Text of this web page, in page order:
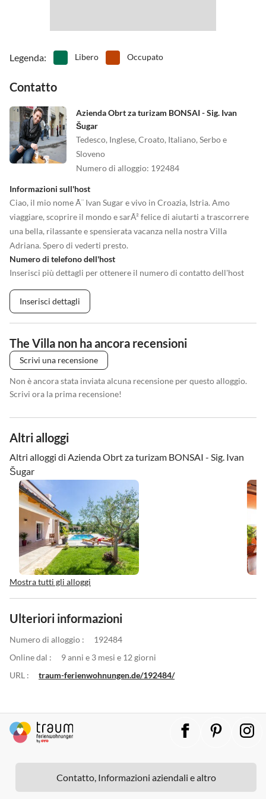
Legenda: Libero Occupato
Contatto
Azienda Obrt za turizam BONSAI - Sig. Ivan
Šugar
Tedesco, Inglese, Croato, Italiano, Serbo e
Sloveno
Numero di alloggio: 192484
Informazioni sull'host
Ciao, il mio nome Ã¨ Ivan Sugar e vivo in Croazia, Istria. Amo
viaggiare, scoprire il mondo e sarÃ² felice di aiutarti a trascorrere
una bella, rilassante e spensierata vacanza nella nostra Villa
Adriana. Spero di vederti presto.
Numero di telefono dell'host
Inserisci più dettagli per ottenere il numero di contatto dell'host
Inserisci dettagli
The Villa non ha ancora recensioni
Scrivi una recensione
Non è ancora stata inviata alcuna recensione per questo alloggio.
Scrivi ora la prima recensione!
Altri alloggi
Altri alloggi di Azienda Obrt za turizam BONSAI - Sig. Ivan
Šugar
Mostra tutti gli alloggi
Ulteriori informazioni
Numero di alloggio :
192484
Online dal :
9 anni e 3 mesi e 12 giorni
URL :
traum-ferienwohnungen.de/192484/
Contatto, Informazioni aziendali e altro